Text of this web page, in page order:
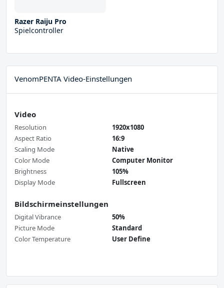
Razer Raiju Pro
Spielcontroller
VenomPENTA Video-Einstellungen
Video
Resolution
1920x1080
Aspect Ratio
16:9
Scaling Mode
Native
Color Mode
Computer Monitor
Brightness
105%
Display Mode
Fullscreen
Bildschirmeinstellungen
Digital Vibrance
50%
Picture Mode
Standard
Color Temperature
User Define